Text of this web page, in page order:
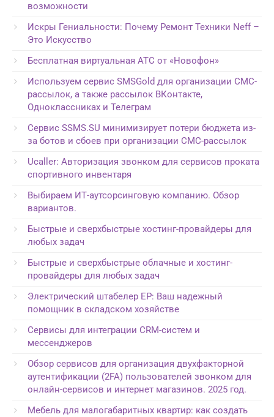
возможности
Искры Гениальности: Почему Ремонт Техники Neff –
Это Искусство
Бесплатная виртуальная АТС от «Новофон»
Используем сервис SMSGold для организации СМС-
рассылок, а также рассылок ВКонтакте,
Одноклассниках и Телеграм
Сервис SSMS.SU минимизирует потери бюджета из-
за ботов и сбоев при организации СМС-рассылок
Ucaller: Авторизация звонком для сервисов проката
спортивного инвентаря
Выбираем ИТ-аутсорсинговую компанию. Обзор
вариантов.
Быстрые и сверхбыстрые хостинг-провайдеры для
любых задач
Быстрые и сверхбыстрые облачные и хостинг-
провайдеры для любых задач
Электрический штабелер EP: Ваш надежный
помощник в складском хозяйстве
Сервисы для интеграции CRM-систем и
мессенджеров
Обзор сервисов для организация двухфакторной
аутентификации (2FA) пользователей звонком для
онлайн-сервисов и интернет магазинов. 2025 год.
Мебель для малогабаритных квартир: как создать